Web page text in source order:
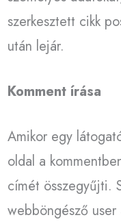
szerkesztett cikk
után lejár.
Komment írása
Amikor egy
oldal a
címét összegyűjti.
webböngésző